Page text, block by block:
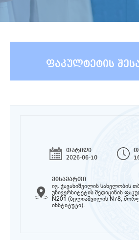
ფაკულტეტის
თარიღი
2026-06-10
მისამართი
ივ. ჯავახიშვილის სახელობის
უნივერსიტეტის მედიცინის
N201 (ბელიაშვილის N78,
ინსტიტუტი).